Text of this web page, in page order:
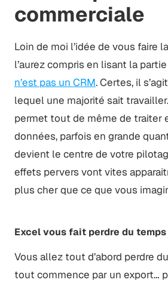
commerciale
Loin de moi l’idée de vous faire
l’aurez compris en lisant la
n’est pas un CRM. Certes, il
lequel une majorité sait
permet tout de même de traiter
données, parfois en grande
devient le centre de votre
effets pervers vont vites
plus cher que ce que vous
Excel vous fait perdre du temps
Vous allez tout d’abord perdre
tout commence par un export…